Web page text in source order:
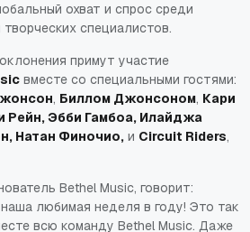
охват и спрос среди
специалистов.
примут участие
вместе со специальными гостями:
, Биллом Джонсоном, Кари
Рейн, Эбби Гамбоа, Илайджа
Натан Финочио, и Circuit Riders,
Bethel Music, говорит:
любимая неделя в году! Это так
всю команду Bethel Music. Даже